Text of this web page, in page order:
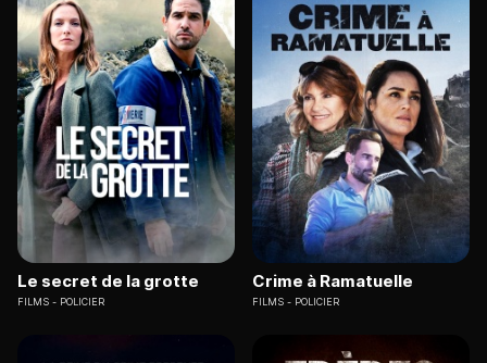
Le secret de la grotte
FILMS POLICIER
Crime à Ramatuelle
FILMS POLICIER